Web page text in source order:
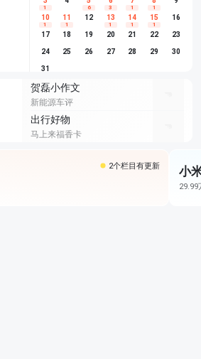
享界G9 预售
别克至境L7 预售
长城H10
深蓝S05
1 6 3 1 1
10
1
11
1
12 13
1
14
1
15
1
16
17 18 19 20 21 22 23
24 25 26 27 28 29 30
31
贺磊小作文
新能源车评
出行好物
马上来福香卡
2个栏目有更新 小
29.99